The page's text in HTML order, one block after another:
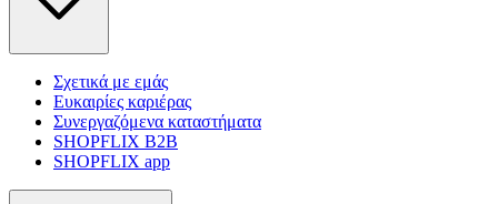
Σχετικά με εμάς
Ευκαιρίες καριέρας
Συνεργαζόμενα καταστήματα
SHOPFLIX B2B
SHOPFLIX app